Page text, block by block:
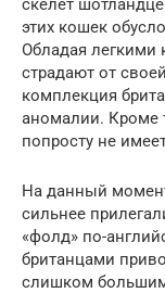
скелет
этих кошек
Обладая легкими
страдают от
комплекция
аномалии. Кроме
попросту не
На данный
сильнее
«фолд» по-
британцами
слишком